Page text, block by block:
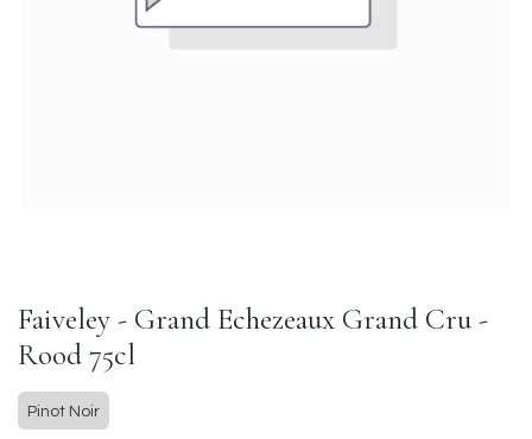
Faiveley - Grand Echezeaux Grand Cru -
Rood 75cl
Pinot Noir